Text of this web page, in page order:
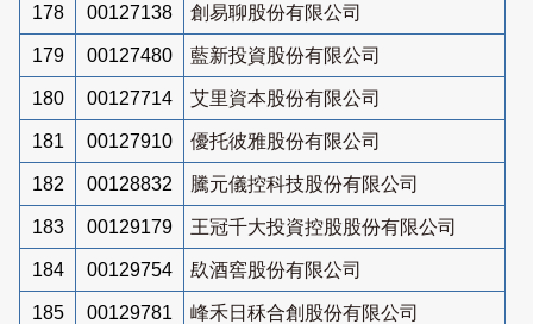
178 00127138 創易聊股份有限公司
179 00127480 藍新投資股份有限公司
180 00127714 艾里資本股份有限公司
181 00127910 優托彼雅股份有限公司
182 00128832 騰元儀控科技股份有限公司
183 00129179 王冠千大投資控股股份有限公司
184 00129754 镹酒窖股份有限公司
185 00129781 峰禾日秝合創股份有限公司